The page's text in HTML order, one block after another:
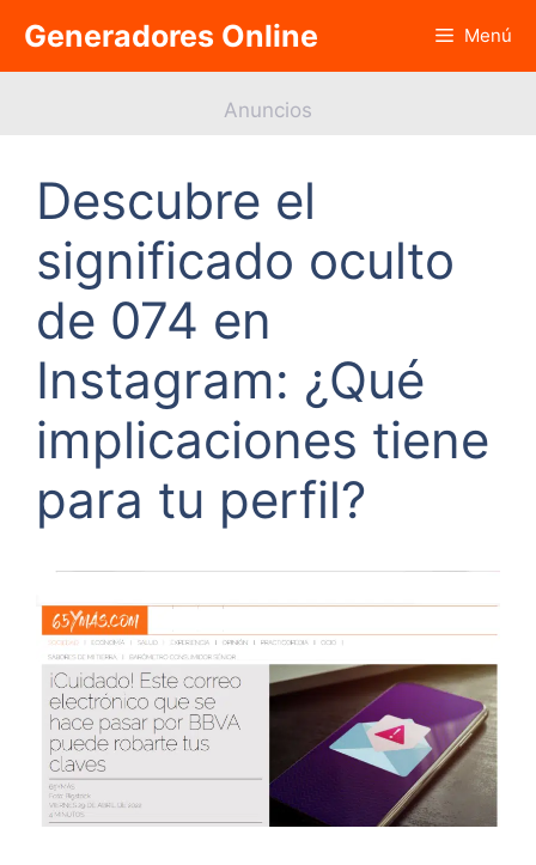
contenido
Generadores Online Menú
Anuncios
Descubre el
significado oculto
de 074 en
Instagram: ¿Qué
implicaciones tiene
para tu perfil?